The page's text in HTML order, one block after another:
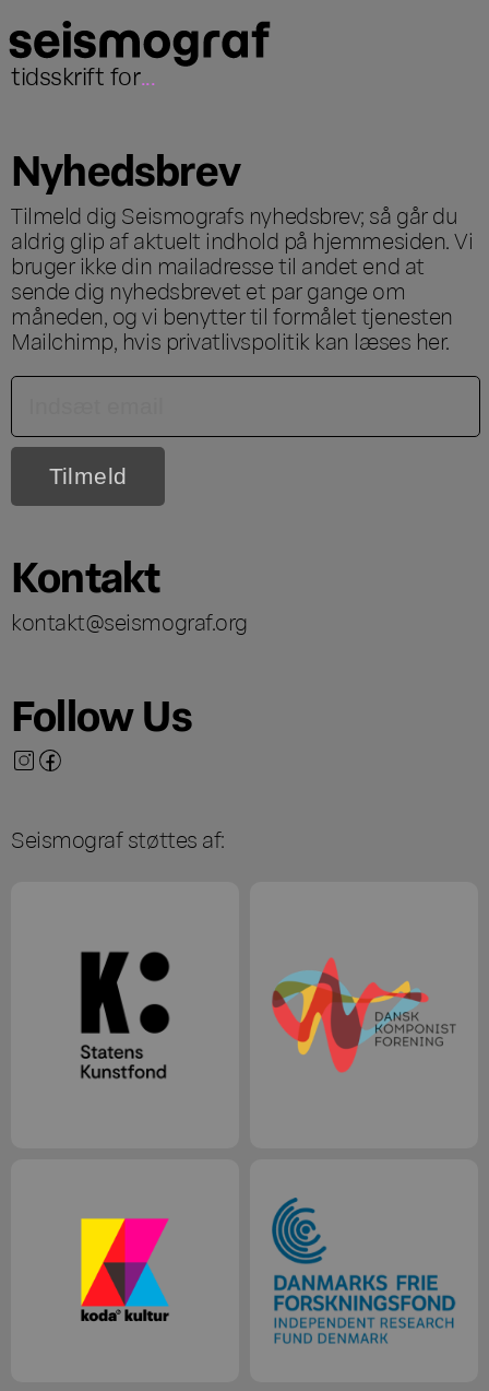
tidsskrift for...
Nyhedsbrev
Tilmeld dig Seismografs nyhedsbrev; så går du
aldrig glip af aktuelt indhold på hjemmesiden. Vi
bruger ikke din mailadresse til andet end at
sende dig nyhedsbrevet et par gange om
måneden, og vi benytter til formålet tjenesten
Mailchimp, hvis privatlivspolitik kan læses her.
Kontakt
kontakt@seismograf.org
Follow Us
Seismograf støttes af: